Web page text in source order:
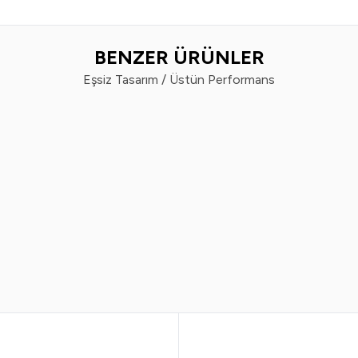
BENZER ÜRÜNLER
Eşsiz Tasarım / Üstün Performans